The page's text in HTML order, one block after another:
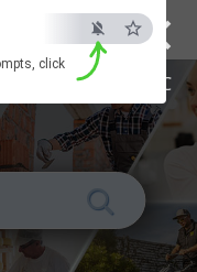
×
ESC
click